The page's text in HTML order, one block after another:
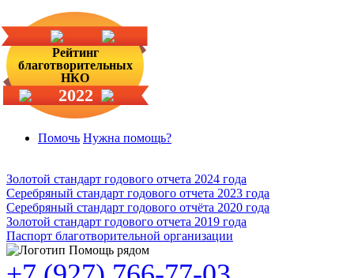
Рейтинг
благотворительных
НКО
2022
Помочь Нужна помощь?
Золотой стандарт годового отчета 2024 года
Серебряный стандарт годового отчета 2023 года
Серебряный стандарт годового отчёта 2020 года
Золотой стандарт годового отчета 2019 года
Паспорт благотворительной организации